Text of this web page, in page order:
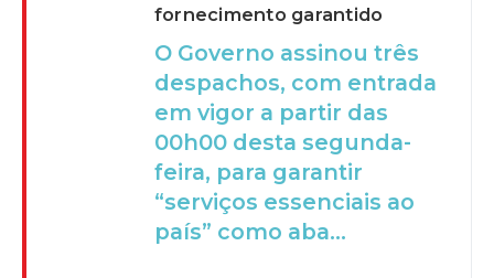
fornecimento garantido
O Governo assinou três
despachos, com entrada
em vigor a partir das
00h00 desta segunda-
feira, para garantir
“serviços essenciais ao
país” como aba...